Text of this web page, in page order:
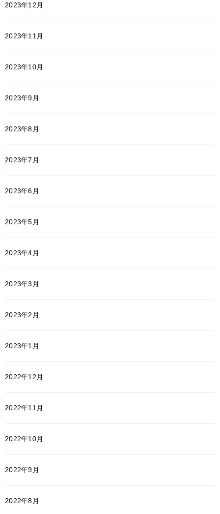
2023年12月
2023年11月
2023年10月
2023年9月
2023年8月
2023年7月
2023年6月
2023年5月
2023年4月
2023年3月
2023年2月
2023年1月
2022年12月
2022年11月
2022年10月
2022年9月
2022年8月